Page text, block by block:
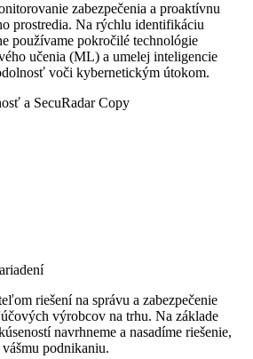
zabezpečenia a proaktívnu
prostredia. Na rýchlu identifikáciu
používame pokročilé technológie
učenia (ML) a umelej inteligencie
voči kybernetickým útokom.
riešení na správu a zabezpečenie
výrobcov na trhu. Na základe
navrhneme a nasadíme riešenie,
podnikaniu.